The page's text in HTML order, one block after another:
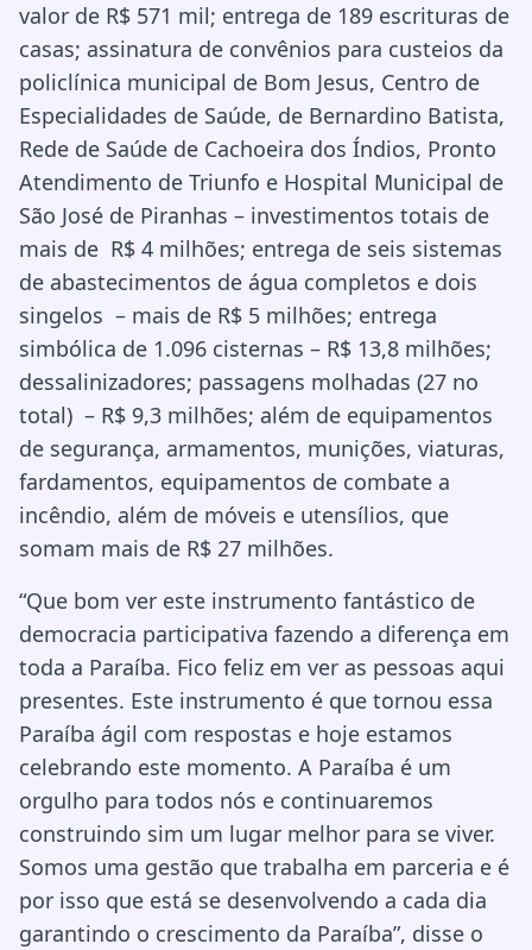
valor de R$ 571 mil; entrega de 189 escrituras de
casas; assinatura de convênios para custeios da
policlínica municipal de Bom Jesus, Centro de
Especialidades de Saúde, de Bernardino Batista,
Rede de Saúde de Cachoeira dos Índios, Pronto
Atendimento de Triunfo e Hospital Municipal de
São José de Piranhas – investimentos totais de
mais de R$ 4 milhões; entrega de seis sistemas
de abastecimentos de água completos e dois
singelos – mais de R$ 5 milhões; entrega
simbólica de 1.096 cisternas – R$ 13,8 milhões;
dessalinizadores; passagens molhadas (27 no
total) – R$ 9,3 milhões; além de equipamentos
de segurança, armamentos, munições, viaturas,
fardamentos, equipamentos de combate a
incêndio, além de móveis e utensílios, que
somam mais de R$ 27 milhões.
“Que bom ver este instrumento fantástico de
democracia participativa fazendo a diferença em
toda a Paraíba. Fico feliz em ver as pessoas aqui
presentes. Este instrumento é que tornou essa
Paraíba ágil com respostas e hoje estamos
celebrando este momento. A Paraíba é um
orgulho para todos nós e continuaremos
construindo sim um lugar melhor para se viver.
Somos uma gestão que trabalha em parceria e é
por isso que está se desenvolvendo a cada dia
garantindo o crescimento da Paraíba”, disse o